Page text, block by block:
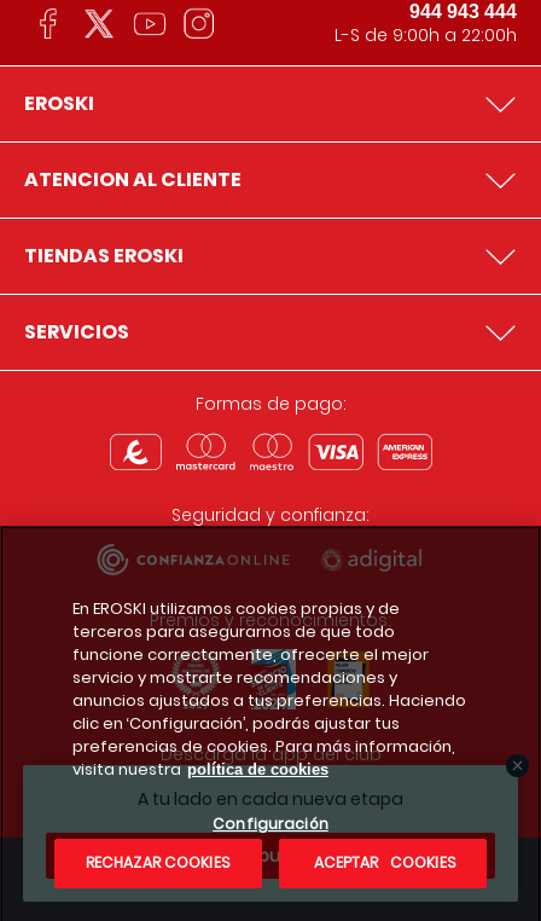
A tu lado en cada nueva etapa
¿Te apuntas?
944 943 444
L-S de 9:00h a 22:00h
EROSKI
ATENCION AL CLIENTE
TIENDAS EROSKI
SERVICIOS
Formas de pago:
Seguridad y confianza:
Premios y reconocimientos:
Descarga la app del club
Condiciones legales
En EROSKI utilizamos cookies propias y de
terceros para asegurarnos de que todo
funcione correctamente, ofrecerte el mejor
servicio y mostrarte recomendaciones y
anuncios ajustados a tus preferencias. Haciendo
clic en ‘Configuración’, podrás ajustar tus
preferencias de cookies. Para más información,
visita nuestra política de cookies
Configuración
RECHAZAR COOKIES
ACEPTAR COOKIES